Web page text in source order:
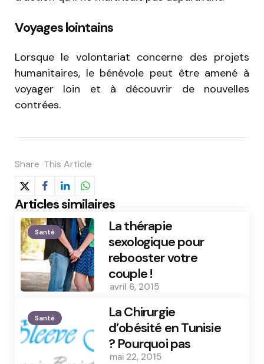
Voyages lointains
Lorsque le volontariat concerne des projets
humanitaires, le bénévole peut être amené à
voyager loin et à découvrir de nouvelles
contrées.
Share This Article
Articles similaires
Santé
La thérapie
sexologique pour
rebooster votre
couple !
avril 6, 2015
Santé
La Chirurgie
d’obésité en Tunisie
? Pourquoi pas
mai 22, 2015